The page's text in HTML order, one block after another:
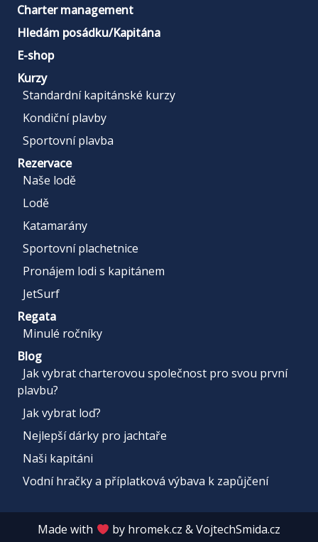
Charter management
Hledám posádku/Kapitána
E-shop
Kurzy
Standardní kapitánské kurzy
Kondiční plavby
Sportovní plavba
Rezervace
Naše lodě
Lodě
Katamarány
Sportovní plachetnice
Pronájem lodi s kapitánem
JetSurf
Regata
Minulé ročníky
Blog
Jak vybrat charterovou společnost pro svou první
plavbu?
Jak vybrat loď?
Nejlepší dárky pro jachtaře
Naši kapitáni
Vodní hračky a příplatková výbava k zapůjčení
Made with by hromek.cz &VojtechSmida.cz